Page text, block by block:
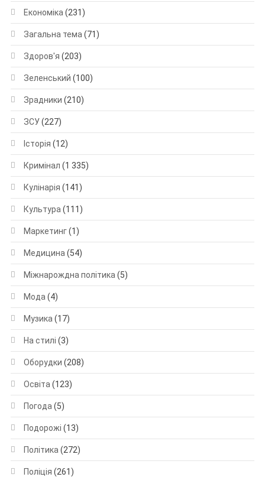
Економіка (231)
Загальна тема (71)
Здоров'я (203)
Зеленський (100)
Зрадники (210)
ЗСУ(227)
Історія (12)
Кримінал (1 335)
Кулінарія (141)
Культура (111)
Маркетинг(1)
Медицина (54)
Міжнарождна політика (5)
Мода (4)
Музика (17)
На стилі (3)
Оборудки (208)
Освіта (123)
Погода (5)
Подорожі (13)
Політика (272)
Поліція (261)